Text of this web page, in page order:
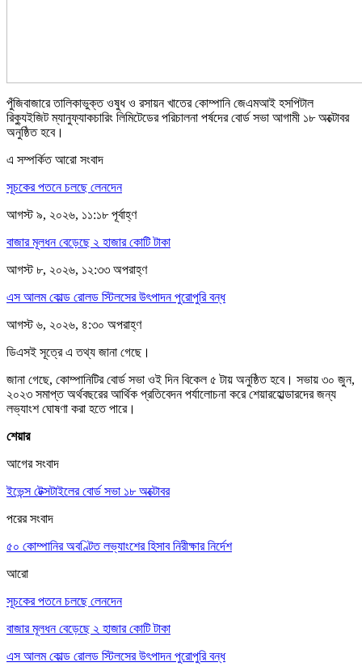
পুঁজিবাজারে তালিকাভুক্ত ওষুধ ও রসায়ন খাতের কোম্পানি জেএমআই হসপিটাল
রিক্যুইজিট ম্যানুফ্যাকচারিং লিমিটেডের পরিচালনা পর্ষদের বোর্ড সভা আগামী ১৮ অক্টোবর
অনুষ্ঠিত হবে।
এ সম্পর্কিত আরো সংবাদ
সূচকের পতনে চলছে লেনদেন
আগস্ট ৯, ২০২৬, ১১:১৮ পূর্বাহ্ণ
বাজার মূলধন বেড়েছে ২ হাজার কোটি টাকা
আগস্ট ৮, ২০২৬, ১২:৩৩ অপরাহ্ণ
এস আলম কোল্ড রোলড স্টিলসের উৎপাদন পুরোপুরি বন্ধ
আগস্ট ৬, ২০২৬, ৪:৩০ অপরাহ্ণ
ডিএসই সূত্রে এ তথ্য জানা গেছে।
জানা গেছে, কোম্পানিটির বোর্ড সভা ওই দিন বিকেল ৫ টায় অনুষ্ঠিত হবে। সভায় ৩০ জুন,
২০২৩ সমাপ্ত অর্থবছরের আর্থিক প্রতিবেদন পর্যালোচনা করে শেয়ারহোল্ডারদের জন্য
লভ্যাংশ ঘোষণা করা হতে পারে।
শেয়ার
আগের সংবাদ
ইভেন্স টেক্সটাইলের বোর্ড সভা ১৮ অক্টোবর
পরের সংবাদ
৫০ কোম্পানির অবণ্টিত লভ্যাংশের হিসাব নিরীক্ষার নির্দেশ
আরো
সূচকের পতনে চলছে লেনদেন
বাজার মূলধন বেড়েছে ২ হাজার কোটি টাকা
এস আলম কোল্ড রোলড স্টিলসের উৎপাদন পুরোপুরি বন্ধ